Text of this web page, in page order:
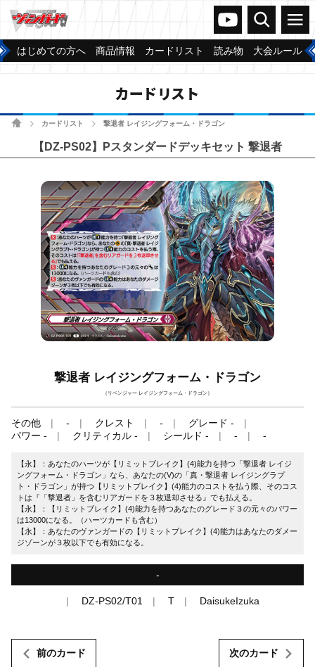
ヴァンガードch
検索 メニュー
はじめての方へ 商品情報 カードリスト 読み物 大会ルール
カードリスト
ホームカードリスト 撃退者 レイジングフォーム・ドラゴン
【DZ-PS02】Pスタンダードデッキセット 撃退者
撃退者 レイジングフォーム・ドラゴン
（リベンジャー レイジングフォーム・ドラゴン）
その他 - クレスト -
グレード -
パワー -
クリティカル - シールド - - -
【永】：あなたのハーツが【リミットブレイク】(4)能力を持つ「撃退者 レイジ
ングフォーム・ドラゴン」なら、あなたの(V)の「真・撃退者 レイジングラプ
ト・ドラゴン」が持つ【リミットブレイク】(4)能力のコストを払う際、そのコス
トは『「撃退者」を含むリアガードを３枚退却させる』でも払える。
【永】：【リミットブレイク】(4)能力を持つあなたのグレード３の元々のパワー
は13000になる。（ハーツカードも含む）
【永】：あなたのヴァンガードの【リミットブレイク】(4)能力はあなたのダメー
ジゾーンが３枚以下でも有効になる。
-
DZ-PS02/T01 T DaisukeIzuka
前のカード 次のカード